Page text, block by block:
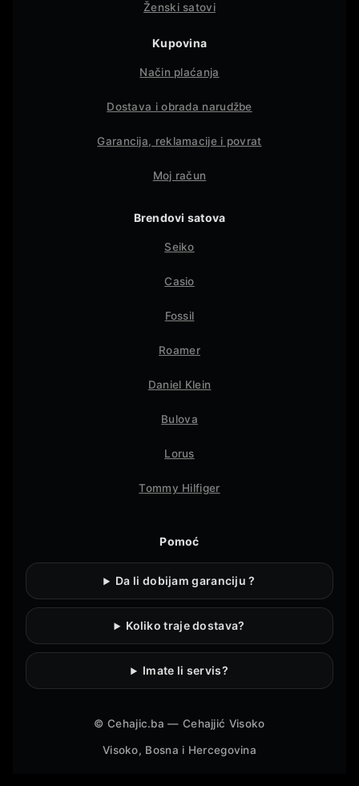
Ženski satovi
Kupovina
Način plaćanja
Dostava i obrada narudžbe
Garancija, reklamacije i povrat
Moj račun
Brendovi satova
Seiko
Casio
Fossil
Roamer
Daniel Klein
Bulova
Lorus
Tommy Hilfiger
Pomoć
Da li dobijam garanciju ?
Koliko traje dostava?
Imate li servis?
©Cehajic.ba — Cehajjić Visoko
Visoko, Bosna i Hercegovina